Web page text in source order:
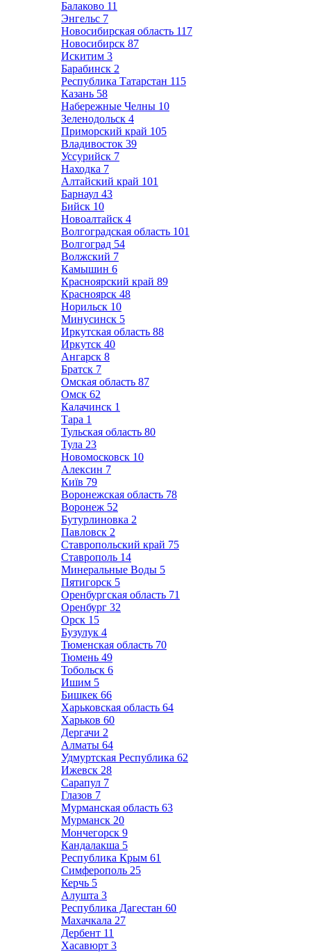
Балаково 11
Энгельс 7
Новосибирская область 117
Новосибирск 87
Искитим 3
Барабинск 2
Республика Татарстан 115
Казань 58
Набережные Челны 10
Зеленодольск 4
Приморский край 105
Владивосток 39
Уссурийск 7
Находка 7
Алтайский край 101
Барнаул 43
Бийск 10
Новоалтайск 4
Волгоградская область 101
Волгоград 54
Волжский 7
Камышин 6
Красноярский край 89
Красноярск 48
Норильск 10
Минусинск 5
Иркутская область 88
Иркутск 40
Ангарск 8
Братск 7
Омская область 87
Омск 62
Калачинск 1
Тара 1
Тульская область 80
Тула 23
Новомосковск 10
Алексин 7
Київ 79
Воронежская область 78
Воронеж 52
Бутурлиновка 2
Павловск 2
Ставропольский край 75
Ставрополь 14
Минеральные Воды 5
Пятигорск 5
Оренбургская область 71
Оренбург 32
Орск 15
Бузулук 4
Тюменская область 70
Тюмень 49
Тобольск 6
Ишим 5
Бишкек 66
Харьковская область 64
Харьков 60
Дергачи 2
Алматы 64
Удмуртская Республика 62
Ижевск 28
Сарапул 7
Глазов 7
Мурманская область 63
Мурманск 20
Мончегорск 9
Кандалакша 5
Республика Крым 61
Симферополь 25
Керчь 5
Алушта 3
Республика Дагестан 60
Махачкала 27
Дербент 11
Хасавюрт 3